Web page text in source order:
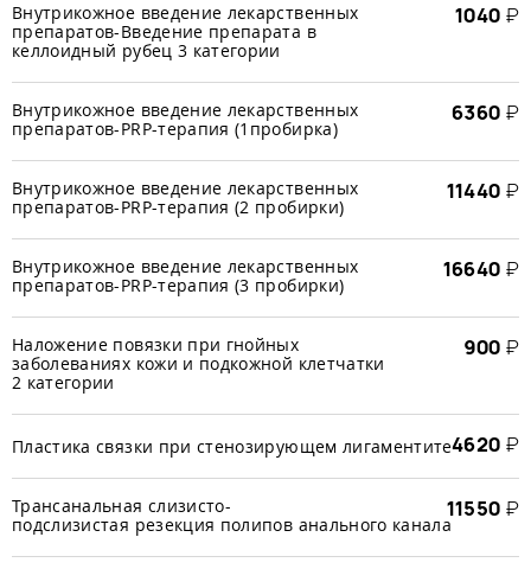
Внутрикожное введение лекарственных
препаратов-Введение препарата в
келлоидный рубец 3 категории
1040 ₽
Внутрикожное введение лекарственных
препаратов-PRP-терапия (1пробирка)
6360 ₽
Внутрикожное введение лекарственных
препаратов-PRP-терапия (2 пробирки)
11440 ₽
Внутрикожное введение лекарственных
препаратов-PRP-терапия (3 пробирки)
16640 ₽
Наложение повязки при гнойных
заболеваниях кожи и подкожной клетчатки
2 категории
900 ₽
Пластика связки при стенозирующем лигаментите4620 ₽
Трансанальная слизисто-
подслизистая резекция полипов анального канала
11550 ₽